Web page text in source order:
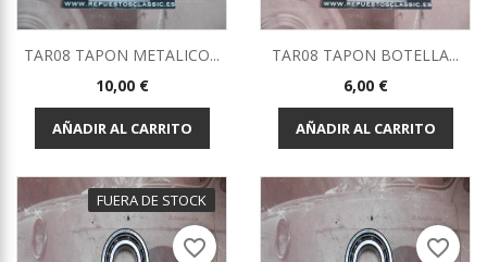
TAR08 TAPON METALICO...
Precio
10,00 €
AÑADIR AL CARRITO
TAR08 TAPON BOTELLA...
Precio
6,00 €
AÑADIR AL CARRITO
FUERA DE STOCK
favorite_border favorite_border